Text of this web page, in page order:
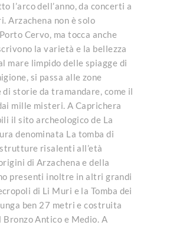
l’arco dell’anno, da concerti a
Arzachena non è solo
Cervo, ma tocca anche
la varietà e la bellezza
mare limpido delle spiagge di
si passa alle zone
storie da tramandare, come il
mille misteri. A Caprichera
il sito archeologico de La
denominata La tomba di
risalenti all’età
di Arzachena e della
presenti inoltre in altri grandi
di Li Muri e la Tomba dei
ben 27 metri e costruita
Bronzo Antico e Medio. A